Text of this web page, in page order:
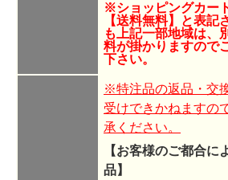
※ショッピングカー
【送料無料】と表記
も上記一部地域は、
料が掛かりますので
下さい。
※特注品の返品・交
受けできかねますの
承ください。
【お客様のご都合に
品】